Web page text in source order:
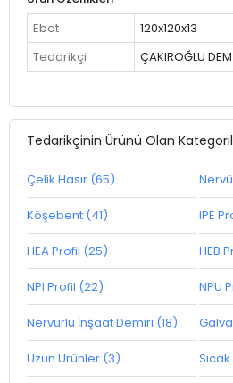
Ebat
120x120x13
Tedarikçi
ÇAKIROĞLU
Tedarikçinin Ürünü Olan
Çelik Hasır (65)
Köşebent (41) IPE
HEA Profil (25) HEB
NPI Profil (22) NPU
Nervürlü İnşaat Demiri (18)
Uzun Ürünler (3)